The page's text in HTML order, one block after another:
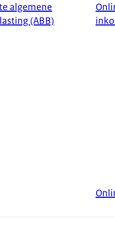
algemene
bestedingsbelasting (ABB)